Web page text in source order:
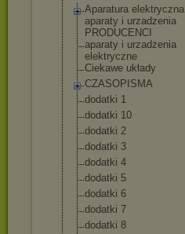
Aparatura elektryczna
aparaty i urzadzenia
PRODUCENCI
aparaty i urzadzenia
elektryczne
Ciekawe układy
CZASOPISMA
dodatki 1
dodatki 10
dodatki 2
dodatki 3
dodatki 4
dodatki 5
dodatki 6
dodatki 7
dodatki 8